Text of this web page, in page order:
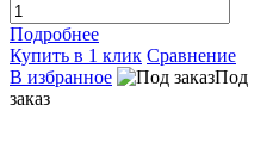
Подробнее
Купить в 1 клик Сравнение
В избранное
Под
заказ